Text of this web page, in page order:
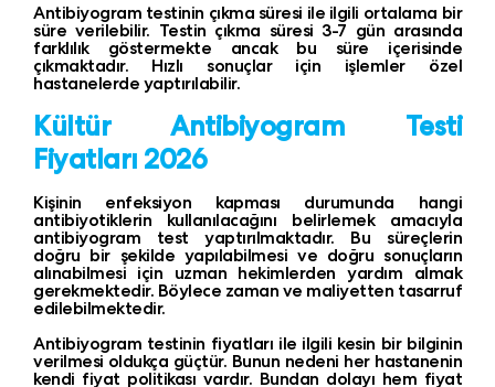
Antibiyogram testinin çıkma süresi ile ilgili ortalama bir
süre verilebilir. Testin çıkma süresi 3-7 gün arasında
farklılık göstermekte ancak bu süre içerisinde
çıkmaktadır. Hızlı sonuçlar için işlemler özel
hastanelerde yaptırılabilir.
Kültür Antibiyogram Testi
Fiyatları 2026
Kişinin enfeksiyon kapması durumunda hangi
antibiyotiklerin kullanılacağını belirlemek amacıyla
antibiyogram test yaptırılmaktadır. Bu süreçlerin
doğru bir şekilde yapılabilmesi ve doğru sonuçların
alınabilmesi için uzman hekimlerden yardım almak
gerekmektedir. Böylece zaman ve maliyetten tasarruf
edilebilmektedir.
Antibiyogram testinin fiyatları ile ilgili kesin bir bilginin
verilmesi oldukça güçtür. Bunun nedeni her hastanenin
kendi fiyat politikası vardır. Bundan dolayı hem fiyat